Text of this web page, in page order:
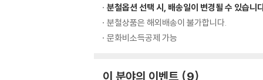
분철옵션 선택 시, 배송일이 변경될 수 있습니
분철상품은 해외배송이 불가합니다.
문화비소득공제 가능
이 분야의 이벤트 9